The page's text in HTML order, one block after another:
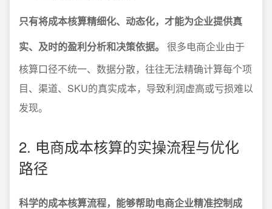
只有将成本核算精细化、动态化，才能为企业提供真
实、及时的盈利分析和决策依据。
很多电商企业由于
核算口径不统一、数据分散，往往无法精确计算每个项
目、渠道、SKU的真实成本，导致利润虚高或亏损难以
发现。
2. 电商成本核算的实操流程与优化
路径
科学的成本核算流程，能够帮助电商企业精准控制成